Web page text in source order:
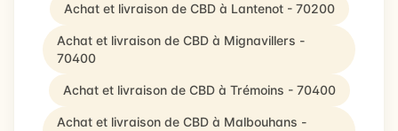
Achat et livraison de CBD à Lantenot - 70200
Achat et livraison de CBD à Mignavillers -
70400
Achat et livraison de CBD à Trémoins - 70400
Achat et livraison de CBD à Malbouhans -